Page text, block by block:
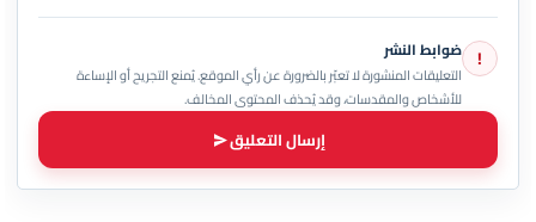
! ضوابط النشر
التعليقات المنشورة لا تعبّر بالضرورة عن رأي الموقع. يُمنع التجريح أو الإساءة
للأشخاص والمقدسات، وقد يُحذف المحتوى المخالف.
إرسال التعليق